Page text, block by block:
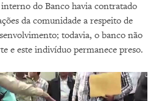
do Banco havia contratado
da comunidade a respeito de
todavia, o banco não
e este indivíduo permanece preso.